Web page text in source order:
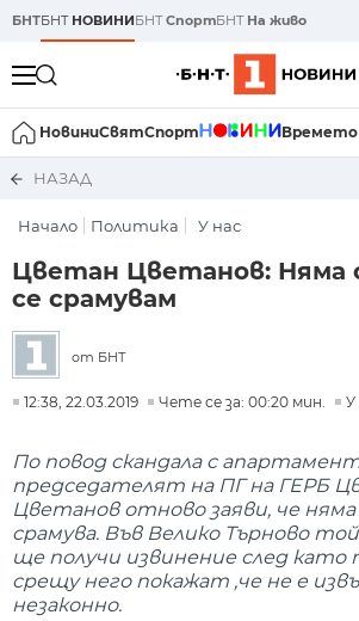
БНТБНТ НОВИНИБНТСпортБНТ На живо
НовиниСвятСпорт Времето
НАЗАД
Начало Политика У нас
Цветан Цветанов: Няма
се срамувам
от БНТ
12:38, 22.03.2019 Чете се за: 00:20 мин. У
По повод скандала с
председателят на ПГ на ГЕРБ
Цветанов отново заяви, че няма
срамува. Във Велико Търново
ще получи извинение след като
срещу него покажат ,че не е
незаконно.